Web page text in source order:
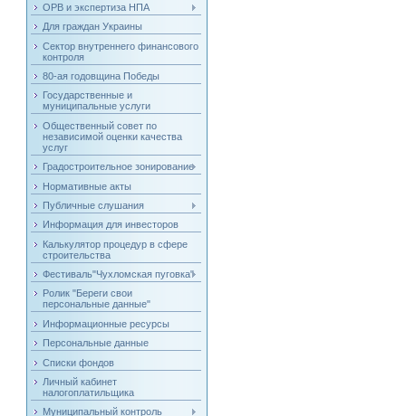
ОРВ и экспертиза НПА
Для граждан Украины
Сектор внутреннего финансового
контроля
80-ая годовщина Победы
Государственные и
муниципальные услуги
Общественный совет по
независимой оценки качества
услуг
Градостроительное зонирование
Нормативные акты
Публичные слушания
Информация для инвесторов
Калькулятор процедур в сфере
строительства
Фестиваль"Чухломская пуговка"
Ролик "Береги свои
персональные данные"
Информационные ресурсы
Персональные данные
Списки фондов
Личный кабинет
налогоплатильщика
Муниципальный контроль